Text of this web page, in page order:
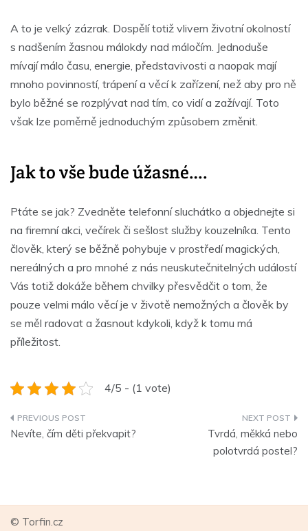
A to je velký zázrak. Dospělí totiž vlivem životní okolností
s nadšením žasnou málokdy nad máločím. Jednoduše
mívají málo času, energie, představivosti a naopak mají
mnoho povinností, trápení a věcí k zařízení, než aby pro ně
bylo běžné se rozplývat nad tím, co vidí a zažívají. Toto
však lze poměrně jednoduchým způsobem změnit.
Jak to vše bude úžasné….
Ptáte se jak? Zvedněte telefonní sluchátko a objednejte si
na firemní akci, večírek či sešlost služby kouzelníka. Tento
člověk, který se běžně pohybuje v prostředí magických,
nereálných a pro mnohé z nás neuskutečnitelných událostí
Vás totiž dokáže během chvilky přesvědčit o tom, že
pouze velmi málo věcí je v životě nemožných a člověk by
se měl radovat a žasnout kdykoli, když k tomu má
příležitost.
4/5 - (1 vote)
Navigace
Nevíte, čím děti překvapit?
Tvrdá, měkká nebo
polotvrdá postel?
© Torfin.cz